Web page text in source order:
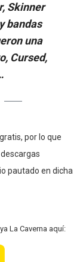
Skinner
bandas
una
Cursed,
por lo que
pautado en dicha
La Caverna aquí: